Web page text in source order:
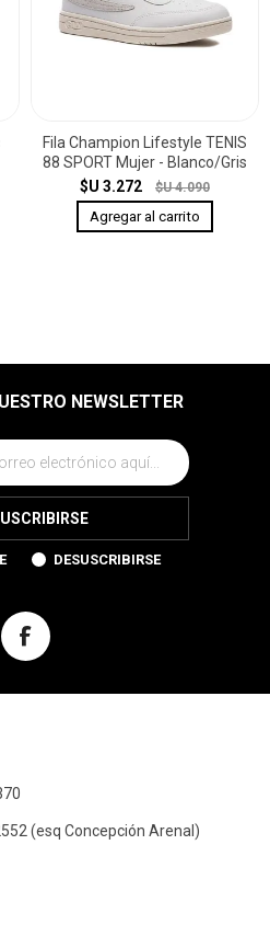
Fila Champion Lifestyle TENIS
88 SPORT Mujer - Blanco/Gris
$U 3.272
$U 4.090
NEWSLETTER
DESUSCRIBIRSE
(esq Concepción Arenal)